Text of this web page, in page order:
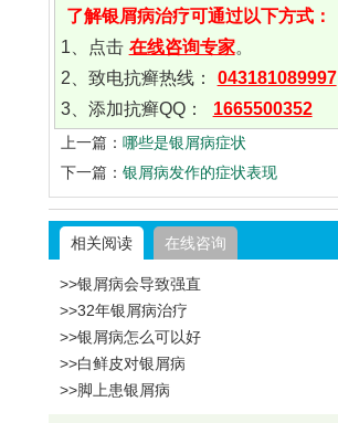
了解银屑病治疗可通过以下方式：
1、点击 在线咨询专家。
2、致电抗癣热线：
043181089997
3、添加抗癣QQ：
1665500352
上一篇： 哪些是银屑病症状
下一篇： 银屑病发作的症状表现
相关阅读 在线咨询
>>银屑病会导致强直
>>32年银屑病治疗
>>银屑病怎么可以好
>>白鲜皮对银屑病
>>脚上患银屑病